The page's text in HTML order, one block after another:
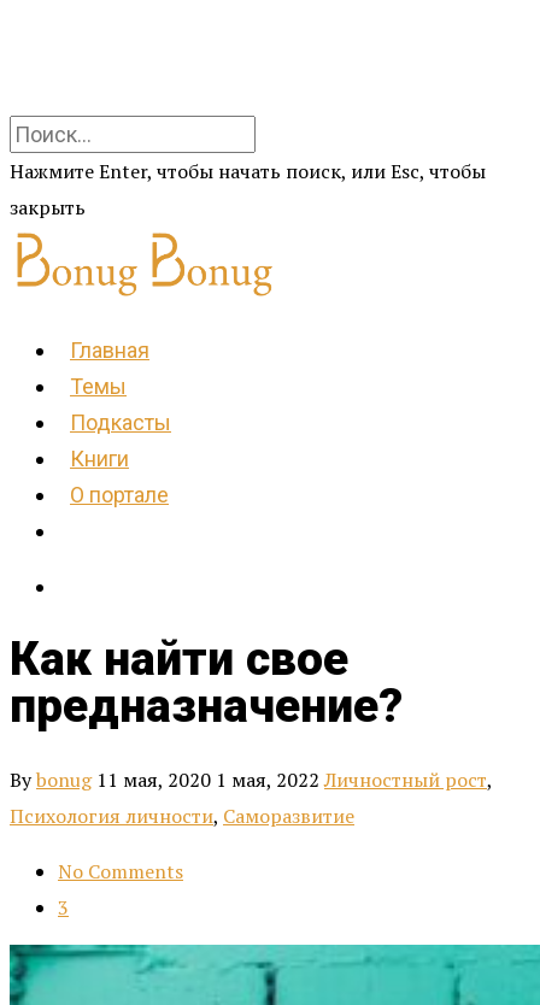
Нажмите Enter, чтобы начать поиск, или Esc, чтобы
закрыть
Главная
Темы
Подкасты
Книги
О портале
Как найти свое
предназначение?
Bybonug 11 мая, 2020 1 мая, 2022 Личностный рост,
Психология личности, Саморазвитие
No Comments
3